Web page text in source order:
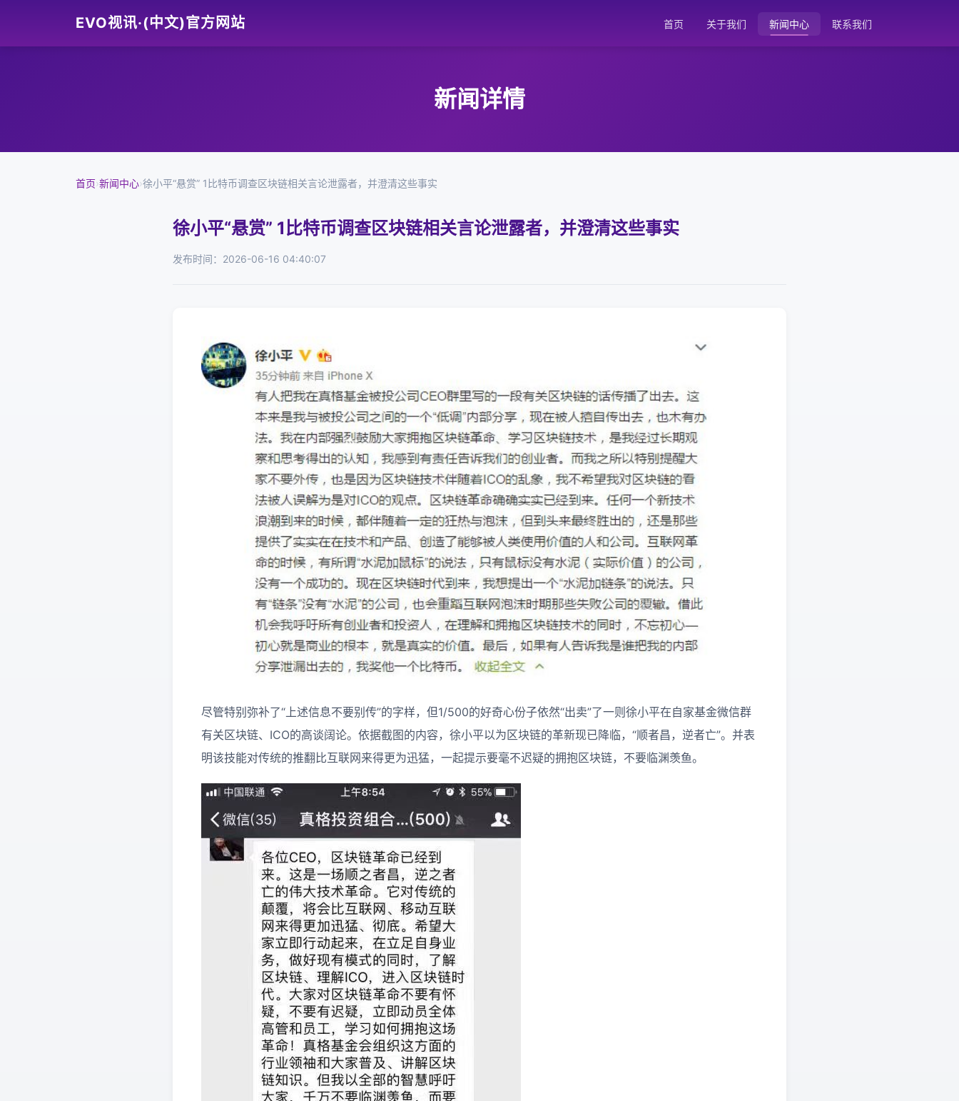
EVO视讯·(中文)官方网站 首页 关于我们 新闻中心 联系我们
新闻详情
首页›新闻中心›徐小平“悬赏” 1比特币调查区块链相关言论泄露者，并澄清这些事实
徐小平“悬赏” 1比特币调查区块链相关言论泄露者，并澄清这些事实
发布时间：2026-06-16 04:40:07
尽管特别弥补了“上述信息不要别传”的字样，但1/500的好奇心份子依然“出卖”了一则徐小平在自家基金微信群
有关区块链、ICO的高谈阔论。依据截图的内容，徐小平以为区块链的革新现已降临，“顺者昌，逆者亡”。并表
明该技能对传统的推翻比互联网来得更为迅猛，一起提示要毫不迟疑的拥抱区块链，不要临渊羡鱼。